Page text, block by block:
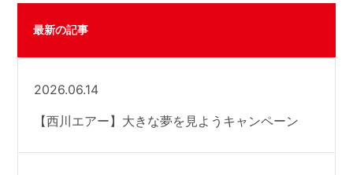
最新の記事
2026.06.14
【西川エアー】大きな夢を見ようキャンペーン